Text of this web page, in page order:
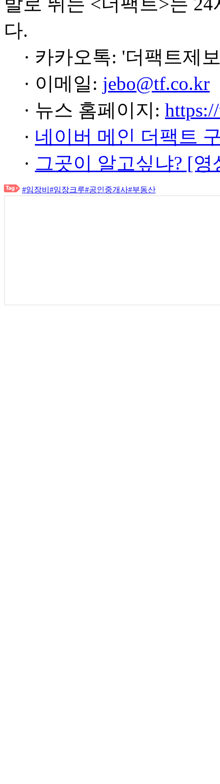
다.
· 카카오톡: '더팩트제
· 이메일: jebo@tf.co.kr
· 뉴스 홈페이지:
· 네이버 메인 더팩트
· 그곳이 알고싶냐? [
#임장비 #임장크루#공인중개사#부동산